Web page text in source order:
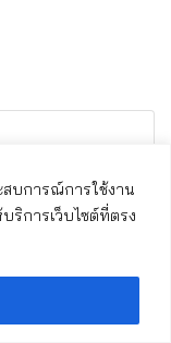
สบการณ์การใช้งาน
การเว็บไซต์ที่ตรง
ประวัติพระเกจิ